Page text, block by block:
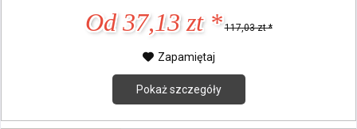
Od 37,13 zt * 117,03 zt *
Zapamiętaj
Pokaż szczegóły